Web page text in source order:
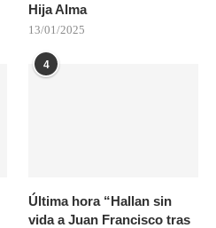
Hija Alma
13/01/2025
4
Última hora “Hallan sin
vida a Juan Francisco tras